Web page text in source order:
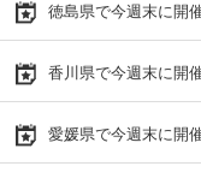
徳島県で今週末に開
香川県で今週末に開
愛媛県で今週末に開